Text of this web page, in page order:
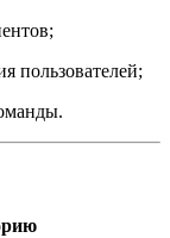
пользователей;